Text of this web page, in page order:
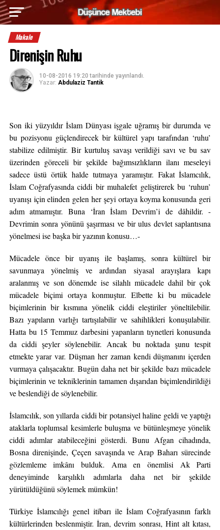
Makale
Direnişin Ruhu
10-08-2016 19:20 tarihinde yayınlandı.
Yazar: Abdulaziz Tantik
Son iki yüzyıldır İslam Dünyası işgale uğramış bir durumda ve
bu pozisyonu güçlendirecek bir kültürel yapı tarafından ‘ruhu’
stabilize edilmiştir. Bir kurtuluş savaşı verildiği savı ve bu sav
üzerinden göreceli bir şekilde bağımsızlıkların ilanı meseleyi
sadece üstü örtük halde tutmaya yaramıştır. Fakat İslamcılık,
İslam Coğrafyasında ciddi bir muhalefet geliştirerek bu ‘ruhun’
uyanışı için elinden gelen her şeyi ortaya koyma konusunda geri
adım atmamıştır. Buna ‘İran İslam Devrim’i de dâhildir. -
Devrimin sonra yönünü şaşırması ve bir ulus devlet saplantısına
yönelmesi ise başka bir yazının konusu…-
Mücadele önce bir uyanış ile başlamış, sonra kültürel bir
savunmaya yönelmiş ve ardından siyasal arayışlara kapı
aralanmış ve son dönemde ise silahlı mücadele dahil bir çok
mücadele biçimi ortaya konmuştur. Elbette ki bu mücadele
biçimlerinin bir kısmına yönelik ciddi eleştiriler yöneltilebilir.
Bazı yapıların varlığı tartışılabilir ve sahihlikleri konuşulabilir.
Hatta bu 15 Temmuz darbesini yapanların tıynetleri konusunda
da ciddi şeyler söylenebilir. Ancak bu noktada şunu tespit
etmekte yarar var. Düşman her zaman kendi düşmanını içerden
vurmaya çalışacaktır. Bugün daha net bir şekilde bazı mücadele
biçimlerinin ve tekniklerinin tamamen dışarıdan biçimlendirildiği
ve beslendiği de söylenebilir.
İslamcılık, son yıllarda ciddi bir potansiyel haline geldi ve yaptığı
ataklarla toplumsal kesimlerle buluşma ve bütünleşmeye yönelik
ciddi adımlar atabileceğini gösterdi. Bunu Afgan cihadında,
Bosna direnişinde, Çeçen savaşında ve Arap Baharı sürecinde
gözlemleme imkânı bulduk. Ama en önemlisi Ak Parti
deneyiminde karşılıklı adımlarla daha net bir şekilde
yürütüldüğünü söylemek mümkün!
Türkiye İslamcılığı genel itibarı ile İslam Coğrafyasının farklı
kültürlerinden beslenmiştir. İran, devrim sonrası, Hint alt kıtası,